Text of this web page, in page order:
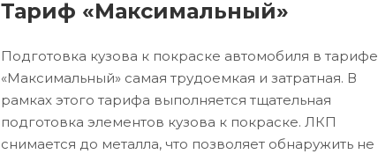
Тариф «Максимальный»
Подготовка кузова к покраске автомобиля в тарифе
«Максимальный» самая трудоемкая и затратная. В
рамках этого тарифа выполняется тщательная
подготовка элементов кузова к покраске. ЛКП
снимается до металла, что позволяет обнаружить не